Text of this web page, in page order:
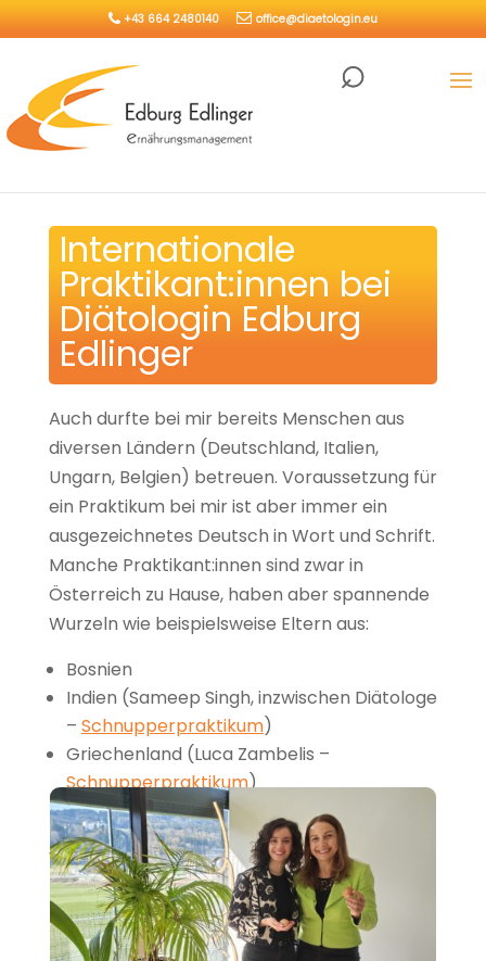
+43 664 2480140 office@diaetologin.eu
Internationale
Praktikant:innen bei
Diätologin Edburg
Edlinger
Auch durfte bei mir bereits Menschen aus
diversen Ländern (Deutschland, Italien,
Ungarn, Belgien) betreuen. Voraussetzung für
ein Praktikum bei mir ist aber immer ein
ausgezeichnetes Deutsch in Wort und Schrift.
Manche Praktikant:innen sind zwar in
Österreich zu Hause, haben aber spannende
Wurzeln wie beispielsweise Eltern aus:
Bosnien
Indien (Sameep Singh, inzwischen Diätologe
– Schnupperpraktikum)
Griechenland (Luca Zambelis –
Schnupperpraktikum)
Das wiederum gibt mir neue Inspiration und
Würze, für die ich richtig dankbar bin!